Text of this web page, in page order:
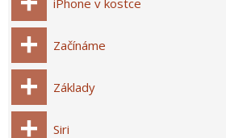
iPhone v kostce
Začínáme
Základy
Siri